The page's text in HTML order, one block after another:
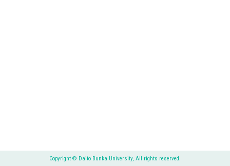
Copyright © Daito Bunka University, All rights reserved.